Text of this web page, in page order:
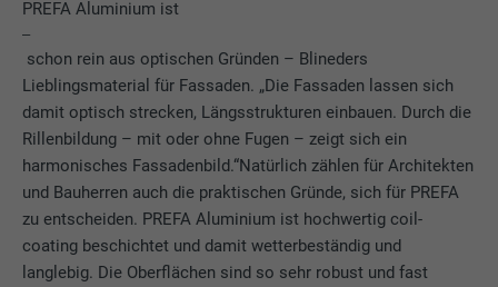
PREFA Aluminium ist
‒
schon rein aus optischen Gründen – Blineders
Lieblingsmaterial für Fassaden. „Die Fassaden lassen sich
damit optisch strecken, Längsstrukturen einbauen. Durch die
Rillenbildung – mit oder ohne Fugen – zeigt sich ein
harmonisches Fassadenbild.“Natürlich zählen für Architekten
und Bauherren auch die praktischen Gründe, sich für PREFA
zu entscheiden. PREFA Aluminium ist hochwertig coil-
coating beschichtet und damit wetterbeständig und
langlebig. Die Oberflächen sind so sehr robust und fast
possano essere visualizzate in modo
Name cookie_optin
Anbieter Sgalinski
Laufzeit 12 mesi
Questo cookie è essenziale per il
Zweck
Registriert eine eindeutige ID, die verwendet
wird, um statistische Daten dazu, wieder
Besucher die Website nutzt, zu generieren.
Anbieter Google Analytics
"Marketing & externe Medien (inkl. US-Dienste)"-Cookies
personalisierte Werbung anzuzeigen. Sie tun dies, indem sie
Besucher über Websites hinweg beobachten. Wenn diese
Cookies akzeptiert werden, bedarf der Zugriff auf Inhalte von
Videoplattformen und Social-Media-Plattformen keiner
manuellen Einwilligung mehr.
Name NID
Anbieter Google
Cookie-Informationen anzeigen